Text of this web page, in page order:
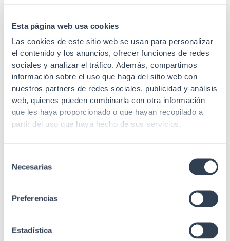
Esta página web usa cookies
Las cookies de este sitio web se usan para personalizar
el contenido y los anuncios, ofrecer funciones de redes
sociales y analizar el tráfico. Además, compartimos
información sobre el uso que haga del sitio web con
nuestros partners de redes sociales, publicidad y análisis
web, quienes pueden combinarla con otra información
que les haya proporcionado o que hayan recopilado a
partir del uso que haya hecho de sus servicios.
Necesarias
Preferencias
Estadística
Apantallado Sí (FTP)
Protección
Capuchón inyectado con
protector de pestaña
Durabilidad 750 conexiones
Recubrimiento 50µ oro
Conector de
material
Niquel + Bronce
fosforado 50µ de oro
ANSI/TIA/EIA 568.2 Rev.
E (Cat.6), IEC 60332-1-2,
11801-1 (Class E), UL94-